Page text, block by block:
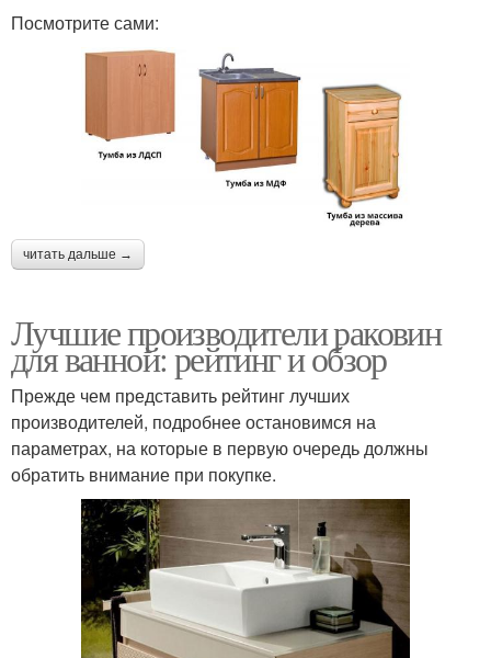
Посмотрите сами:
читать дальше →
Лучшие производители раковин
для ванной: рейтинг и обзор
Прежде чем представить рейтинг лучших
производителей, подробнее остановимся на
параметрах, на которые в первую очередь должны
обратить внимание при покупке.